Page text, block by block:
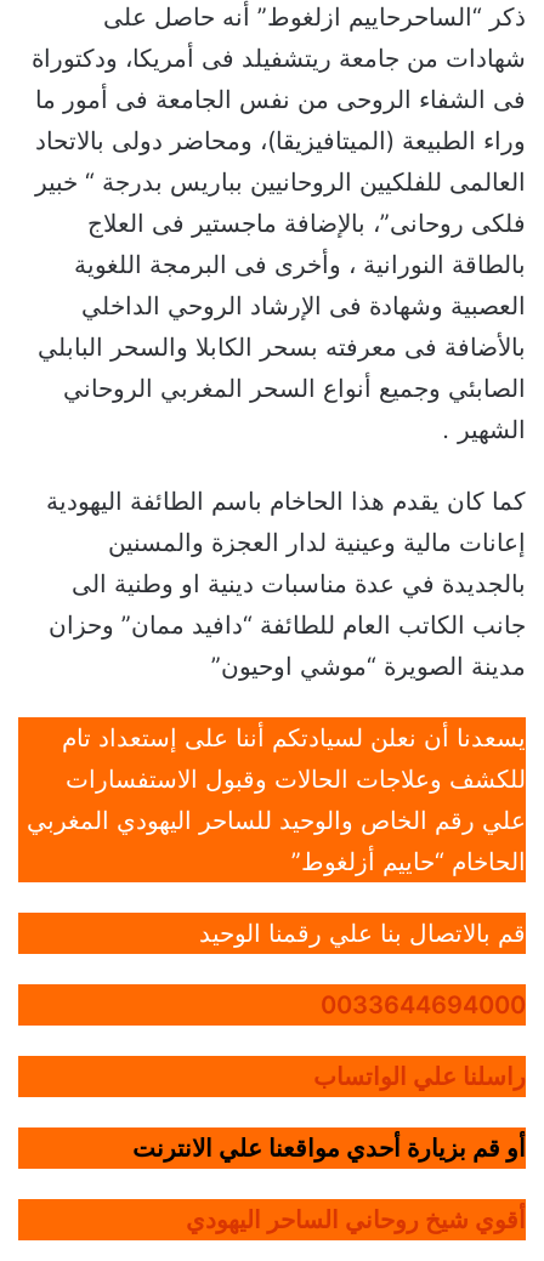
ذكر “الساحرحاييم ازلغوط” أنه حاصل على
شهادات من جامعة ريتشفيلد فى أمريكا، ودكتوراة
فى الشفاء الروحى من نفس الجامعة فى أمور ما
وراء الطبيعة (الميتافيزيقا)، ومحاضر دولى بالاتحاد
العالمى للفلكيين الروحانيين بباريس بدرجة “ خبير
فلكى روحانى”، بالإضافة ماجستير فى العلاج
بالطاقة النورانية ، وأخرى فى البرمجة اللغوية
العصبية وشهادة فى الإرشاد الروحي الداخلي
بالأضافة فى معرفته بسحر الكابلا والسحر البابلي
الصابئي وجميع أنواع السحر المغربي الروحاني
الشهير .
كما كان يقدم هذا الحاخام باسم الطائفة اليهودية
إعانات مالية وعينية لدار العجزة والمسنين
بالجديدة في عدة مناسبات دينية او وطنية الى
جانب الكاتب العام للطائفة “دافيد ممان” وحزان
مدينة الصويرة “موشي اوحيون”
يسعدنا أن نعلن لسيادتكم أننا على إستعداد تام
للكشف وعلاجات الحالات وقبول الاستفسارات
علي رقم الخاص والوحيد للساحر اليهودي المغربي
الحاخام “حاييم أزلغوط”
قم بالاتصال بنا علي رقمنا الوحيد
0033644694000
راسلنا علي الواتساب
أو قم بزيارة أحدي مواقعنا علي الانترنت
أقوي شيخ روحاني الساحر اليهودي